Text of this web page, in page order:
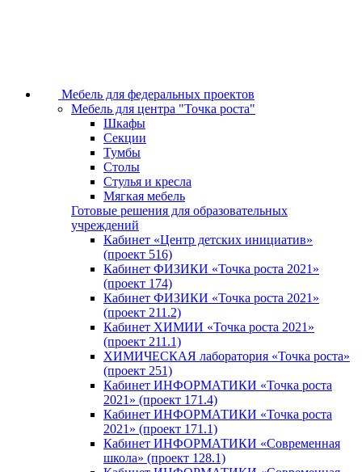
Мебель для федеральных проектов
Мебель для центра "Точка роста"
Шкафы
Секции
Тумбы
Столы
Стулья и кресла
Мягкая мебель
Готовые решения для образовательных
учреждений
Кабинет «Центр детских инициатив»
(проект 516)
Кабинет ФИЗИКИ «Точка роста 2021»
(проект 174)
Кабинет ФИЗИКИ «Точка роста 2021»
(проект 211.2)
Кабинет ХИМИИ «Точка роста 2021»
(проект 211.1)
ХИМИЧЕСКАЯ лаборатория «Точка роста»
(проект 251)
Кабинет ИНФОРМАТИКИ «Точка роста
2021» (проект 171.4)
Кабинет ИНФОРМАТИКИ «Точка роста
2021» (проект 171.1)
Кабинет ИНФОРМАТИКИ «Современная
школа» (проект 128.1)